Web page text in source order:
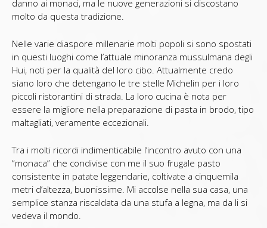
danno ai monaci, ma le nuove generazioni si discostano
molto da questa tradizione.
Nelle varie diaspore millenarie molti popoli si sono spostati
in questi luoghi come l’attuale minoranza mussulmana degli
Hui, noti per la qualità del loro cibo. Attualmente credo
siano loro che detengano le tre stelle Michelin per i loro
piccoli ristorantini di strada. La loro cucina è nota per
essere la migliore nella preparazione di pasta in brodo, tipo
maltagliati, veramente eccezionali.
Tra i molti ricordi indimenticabile l’incontro avuto con una
“monaca” che condivise con me il suo frugale pasto
consistente in patate leggendarie, coltivate a cinquemila
metri d’altezza, buonissime. Mi accolse nella sua casa, una
semplice stanza riscaldata da una stufa a legna, ma da li si
vedeva il mondo.